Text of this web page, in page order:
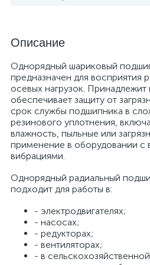
Описание
Однорядный шариковый
предназначен для восприятия
осевых нагрузок. Принадлежит
обеспечивает защиту от
срок службы подшипника в
резинового уплотнения,
влажность, пыльные или
применение в оборудовании с
вибрациями.
Однорядный радиальный
подходит для работы в:
- электродвигателях;
- насосах;
- редукторах;
- вентиляторах;
- в